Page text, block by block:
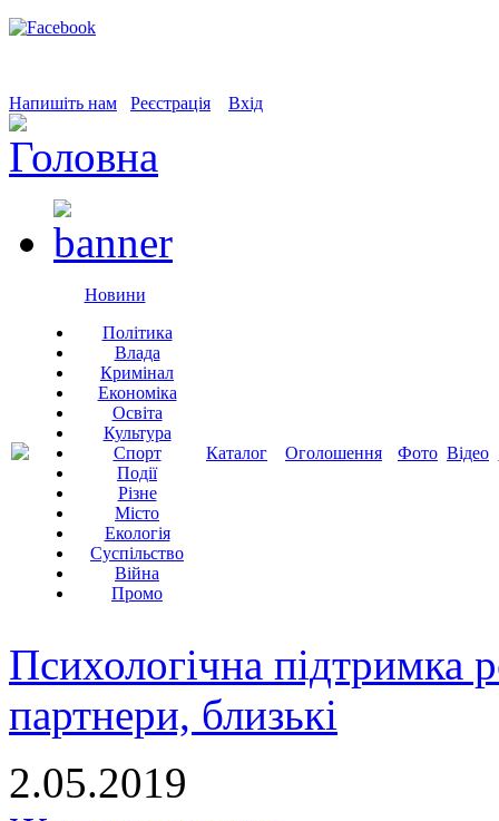
Напишіть нам Реєстрація Вхід
Новини
Політика
Влада
Кримінал
Економіка
Освіта
Культура
Спорт
Події
Різне
Місто
Екологія
Суспільство
Війна
Промо
Каталог Оголошення Фото Відео
Психологічна підтримка
партнери, близькі
2.05.2019